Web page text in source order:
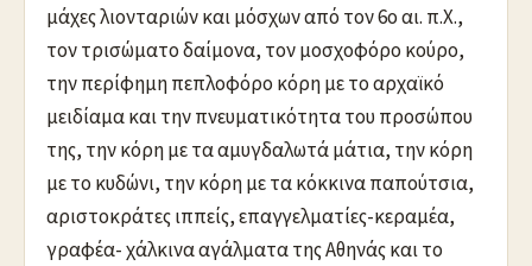
μάχες λιονταριών και μόσχων από τον 6ο αι. π.Χ.,
τον τρισώματο δαίμονα, τον μοσχοφόρο κούρο,
την περίφημη πεπλοφόρο κόρη με το αρχαϊκό
μειδίαμα και την πνευματικότητα του προσώπου
της, την κόρη με τα αμυγδαλωτά μάτια, την κόρη
με το κυδώνι, την κόρη με τα κόκκινα παπούτσια,
αριστοκράτες ιππείς, επαγγελματίες-κεραμέα,
γραφέα- χάλκινα αγάλματα της Αθηνάς και το